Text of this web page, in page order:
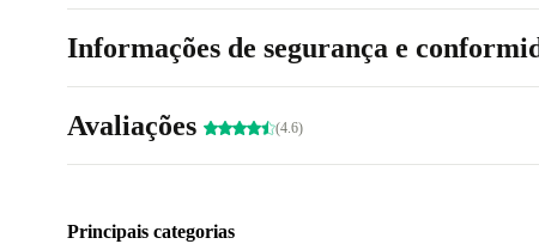
Informações de segurança e
Avaliações (4.6)
Principais categorias